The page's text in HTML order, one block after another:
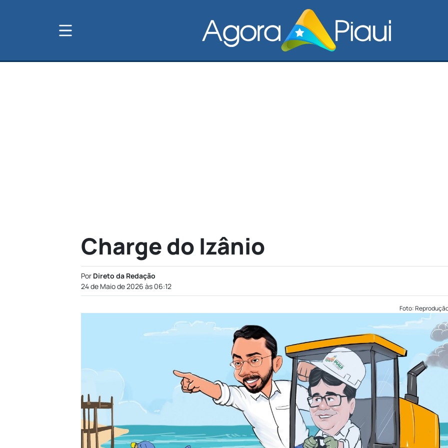
Charge do Izânio
Por Direto da Redação
24 de Maio de 2026 às 06:12
Foto: